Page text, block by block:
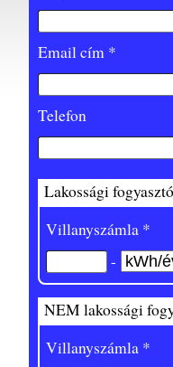
Email cím *
Telefon
Lakossági
Villanyszámla *
-
NEM lakossági
Villanyszámla *